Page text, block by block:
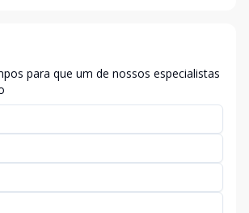
para que um de nossos especialistas